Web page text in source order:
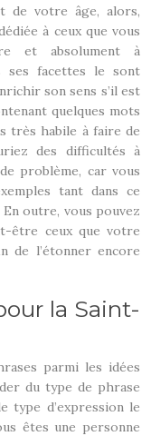
de votre âge, alors,
à ceux que vous
et absolument à
ses facettes le sont
son sens s’il est
quelques mots
très habile à faire de
des difficultés à
problème, car vous
tant dans ce
outre, vous pouvez
être ceux que votre
de l’étonner encore
la Saint-
parmi les idées
du type de phrase
type d’expression le
êtes une personne